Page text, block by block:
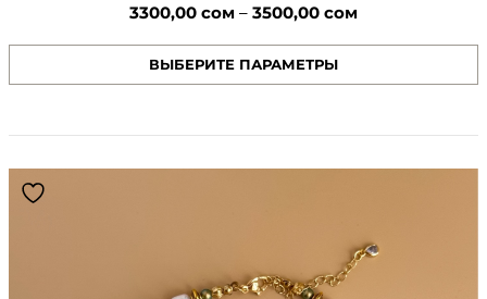
3300,00 сом – 3500,00 сом
ВЫБЕРИТЕ ПАРАМЕТРЫ